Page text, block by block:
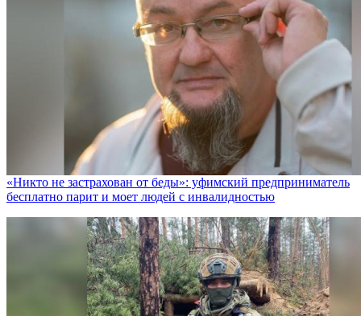
«Никто не заcтрахован от беды»: уфимский предприниматель
бесплатно парит и моет людей с инвалидностью